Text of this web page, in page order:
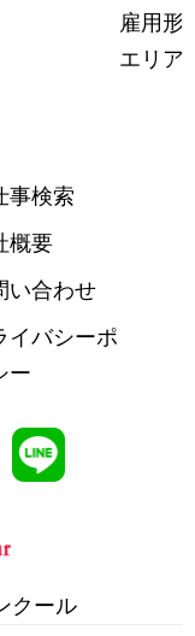
雇用形
エリア
事検索
概要
い合わせ
イバシーポ
ー
クール